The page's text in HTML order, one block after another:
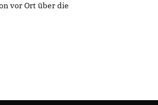
vor Ort über die